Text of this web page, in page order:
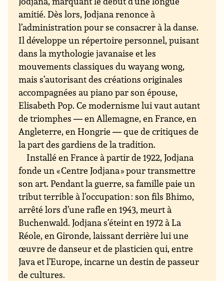
amitié. Dès lors, Jodjana renonce à
l’administration pour se consacrer à la danse.
Il développe un répertoire personnel, puisant
dans la mythologie javanaise et les
mouvements classiques du wayang wong,
mais s’autorisant des créations originales
accompagnées au piano par son épouse,
Elisabeth Pop. Ce modernisme lui vaut autant
de triomphes — en Allemagne, en France, en
Angleterre, en Hongrie — que de critiques de
la part des gardiens de la tradition.
Installé en France à partir de 1922, Jodjana
fonde un « Centre Jodjana » pour transmettre
son art. Pendant la guerre, sa famille paie un
tribut terrible à l’occupation : son fils Bhimo,
arrêté lors d’une rafle en 1943, meurt à
Buchenwald. Jodjana s’éteint en 1972 à La
Réole, en Gironde, laissant derrière lui une
œuvre de danseur et de plasticien qui, entre
Java et l’Europe, incarne un destin de passeur
de cultures.